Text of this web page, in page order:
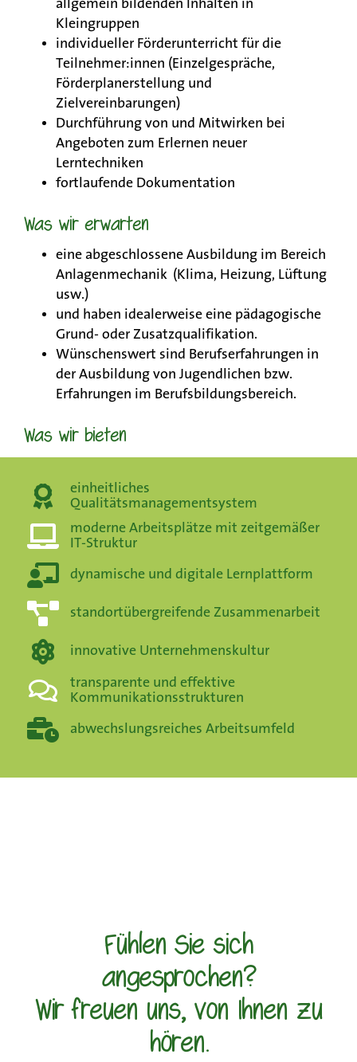
allgemein bildenden Inhalten in
Kleingruppen
individueller Förderunterricht für die
Teilnehmer:innen (Einzelgespräche,
Förderplanerstellung und
Zielvereinbarungen)
Durchführung von und Mitwirken bei
Angeboten zum Erlernen neuer
Lerntechniken
fortlaufende Dokumentation
Was wir erwarten
eine abgeschlossene Ausbildung im Bereich
Anlagenmechanik (Klima, Heizung, Lüftung
usw.)
und haben idealerweise eine pädagogische
Grund- oder Zusatzqualifikation.
Wünschenswert sind Berufserfahrungen in
der Ausbildung von Jugendlichen bzw.
Erfahrungen im Berufsbildungsbereich.
Was wir bieten
einheitliches
Qualitätsmanagementsystem
moderne Arbeitsplätze mit zeitgemäßer
IT-Struktur
dynamische und digitale Lernplattform
standortübergreifende Zusammenarbeit
innovative Unternehmenskultur
transparente und effektive
Kommunikationsstrukturen
abwechslungsreiches Arbeitsumfeld
Fühlen Sie sich
angesprochen?
Wir freuen uns, von Ihnen zu
hören.